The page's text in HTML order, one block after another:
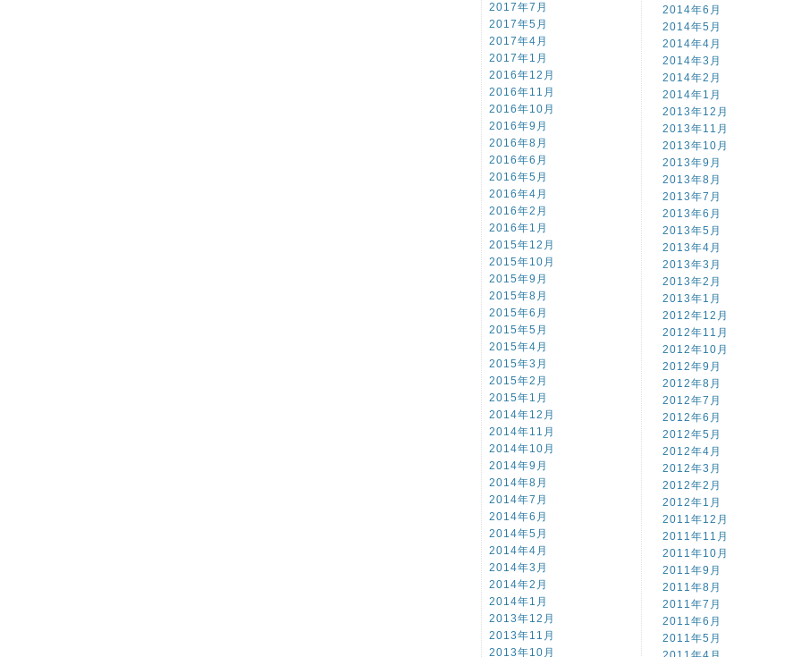
2017年7月
2017年5月
2017年4月
2017年1月
2016年12月
2016年11月
2016年10月
2016年9月
2016年8月
2016年6月
2016年5月
2016年4月
2016年2月
2016年1月
2015年12月
2015年10月
2015年9月
2015年8月
2015年6月
2015年5月
2015年4月
2015年3月
2015年2月
2015年1月
2014年12月
2014年11月
2014年10月
2014年9月
2014年8月
2014年7月
2014年6月
2014年5月
2014年4月
2014年3月
2014年2月
2014年1月
2013年12月
2013年11月
2013年10月
2014年6月
2014年5月
2014年4月
2014年3月
2014年2月
2014年1月
2013年12月
2013年11月
2013年10月
2013年9月
2013年8月
2013年7月
2013年6月
2013年5月
2013年4月
2013年3月
2013年2月
2013年1月
2012年12月
2012年11月
2012年10月
2012年9月
2012年8月
2012年7月
2012年6月
2012年5月
2012年4月
2012年3月
2012年2月
2012年1月
2011年12月
2011年11月
2011年10月
2011年9月
2011年8月
2011年7月
2011年6月
2011年5月